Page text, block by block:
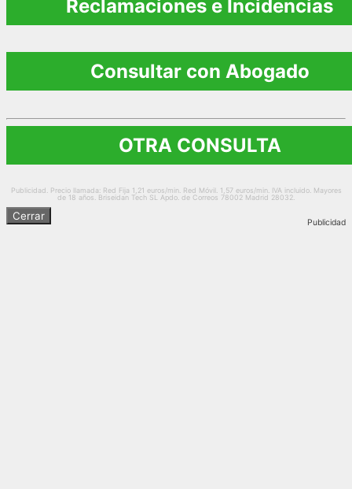
Reclamaciones e Incidencias
Consultar con Abogado
OTRA CONSULTA
Publicidad. Precio llamada: Red Fija 1,21 euros/min. Red Móvil. 1,57 euros/min. IVA incluido. Mayores
de 18 años. Briseidan Tech SL Apdo. de Correos 78002 Madrid 28032.
Publicidad
Cerrar